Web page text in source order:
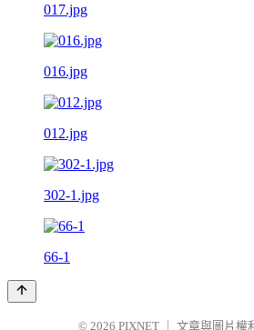
017.jpg
016.jpg
012.jpg
302-1.jpg
66-1
© 2026 PIXNET 文章與圖片權